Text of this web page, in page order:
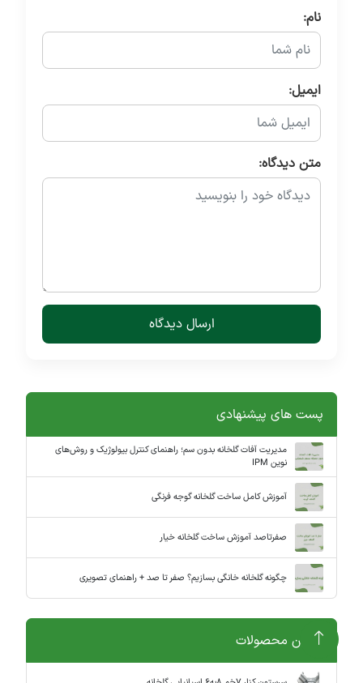
نام:
ایمیل:
متن دیدگاه:
ارسال دیدگاه
پست های پیشنهادی
مدیریت آفات گلخانه بدون سم؛ راهنمای کنترل بیولوژیک و روش‌های
نوین IPM
آموزش کامل ساخت گلخانه گوجه فرنگی
صفرتاصد آموزش ساخت گلخانه خیار
چگونه گلخانه خانگی بسازیم؟ صفر تا صد + راهنمای تصویری
آخرین محصولات